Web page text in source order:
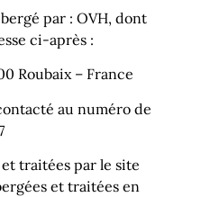
par : OVH, dont
ci-après :
Roubaix – France
au numéro de
traitées par le site
et traitées en